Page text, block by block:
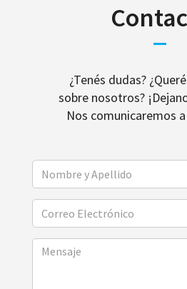
¿Tenés dudas?
sobre nosotros?
Nos comunicaremos